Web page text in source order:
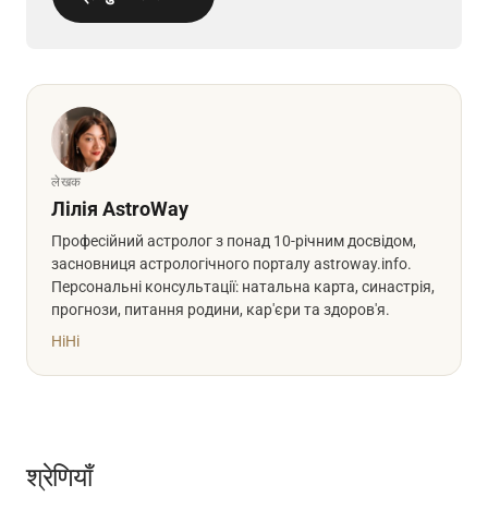
लेखक
Лілія AstroWay
Професійний астролог з понад 10-річним досвідом,
засновниця астрологічного порталу astroway.info.
Персональні консультації: натальна карта, синастрія,
прогнози, питання родини, кар'єри та здоров'я.
HiHi
श्रेणियाँ